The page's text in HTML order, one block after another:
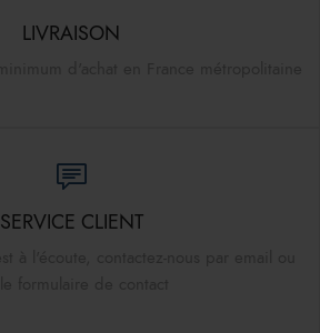
LIVRAISON
SERVICE CLIENT